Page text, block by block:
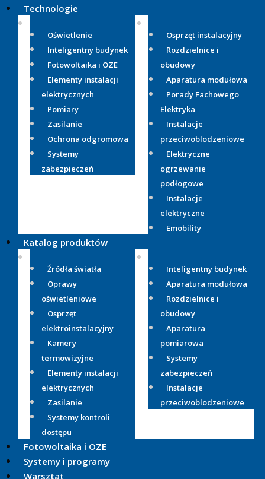
Technologie
Oświetlenie
Inteligentny budynek
Fotowoltaika i OZE
Elementy instalacji
elektrycznych
Pomiary
Zasilanie
Ochrona odgromowa
Systemy
zabezpieczeń
Osprzęt instalacyjny
Rozdzielnice i
obudowy
Aparatura modułowa
Porady Fachowego
Elektryka
Instalacje
przeciwoblodzeniowe
Elektryczne
ogrzewanie
podłogowe
Instalacje
elektryczne
Emobility
Katalog produktów
Źródła światła
Oprawy
oświetleniowe
Osprzęt
elektroinstalacyjny
Kamery
termowizyjne
Elementy instalacji
elektrycznych
Zasilanie
Systemy kontroli
dostępu
Inteligentny budynek
Aparatura modułowa
Rozdzielnice i
obudowy
Aparatura
pomiarowa
Systemy
zabezpieczeń
Instalacje
przeciwoblodzeniowe
Fotowoltaika i OZE
Systemy i programy
Warsztat